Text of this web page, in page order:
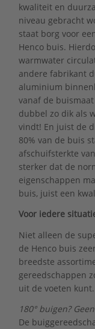
kwaliteit en
niveau gebracht
staat borg voor
Henco buis.
warmwater
andere fabrikant
aluminium
vanaf de
dubbel zo dik als
vindt! En juist de
80% van de buis
afschuifsterkte
sterker dat de
eigenschappen
buis, juist een
Voor iedere
Niet alleen de
de Henco buis
breedste
gereedschappen
uit de voeten kunt.
180° buigen?
De